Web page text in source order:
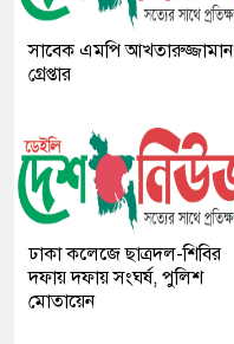
সাবেক এমপি আখতারুজ্জামান
গ্রেপ্তার
ঢাকা কলেজে ছাত্রদল-শিবির
দফায় দফায় সংঘর্ষ, পুলিশ
মোতায়েন